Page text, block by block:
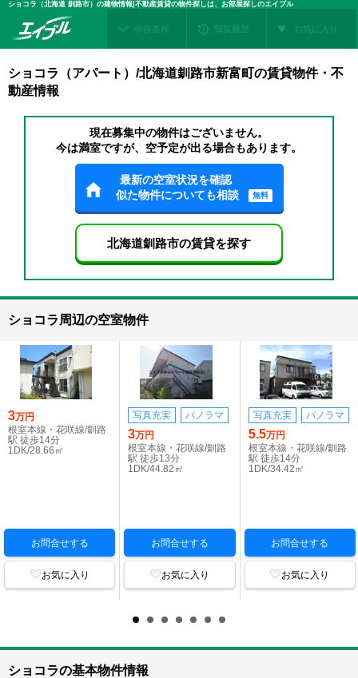
ショコラ（北海道 釧路市）の建物情報|不動産賃貸の物件探しは、お部屋探しのエイブル
保存条件 閲覧履歴 お気に入り
ショコラ（アパート）/北海道釧路市新富町の賃貸物件・不
動産情報
現在募集中の物件はございません。
今は満室ですが、空予定が出る場合もあります。
最新の空室状況を確認
似た物件についても相談
無料
北海道釧路市の賃貸を探す
ショコラ周辺の空室物件
3万円
根室本線・花咲線/釧路
駅 徒歩14分
1DK/28.66㎡
お問合せする
お気に入り
写真充実 パノラマ
3万円
根室本線・花咲線/釧路
駅 徒歩13分
1DK/44.82㎡
お問合せする
お気に入り
写真充実 パノラマ
5.5万円
根室本線・花咲線/釧路
駅 徒歩14分
1DK/34.42㎡
お問合せする
お気に入り
ショコラの基本物件情報